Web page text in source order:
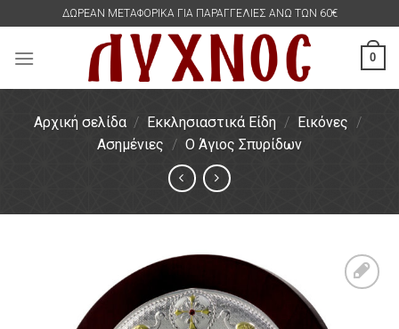
content
ΔΩΡΕΑΝ ΜΕΤΑΦΟΡΙΚΑ ΓΙΑ ΠΑΡΑΓΓΕΛΙΕΣ ΑΝΩ ΤΩΝ 60€
0
Αρχική σελίδα / Εκκλησιαστικά Είδη / Εικόνες /
Ασημένιες / Ο Άγιος Σπυρίδων